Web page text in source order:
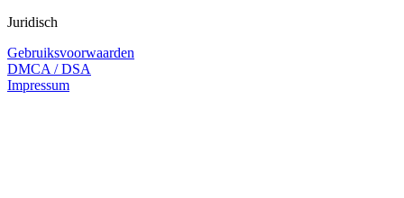
Juridisch
Gebruiksvoorwaarden
DMCA / DSA
Impressum